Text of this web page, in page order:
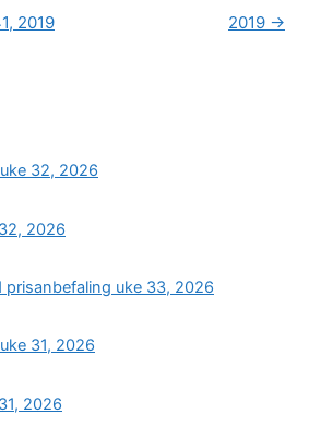
2019
2019 →
32, 2026
2026
prisanbefaling uke 33, 2026
31, 2026
2026